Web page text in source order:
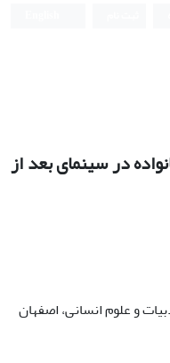
در سینمای بعد از
و علوم انسانی، اصفهان